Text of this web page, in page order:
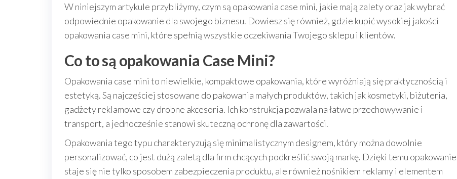
W niniejszym artykule przybliżymy, czym są opakowania case mini, jakie mają zalety oraz jak wybrać
odpowiednie opakowanie dla swojego biznesu. Dowiesz się również, gdzie kupić wysokiej jakości
opakowania case mini, które spełnią wszystkie oczekiwania Twojego sklepu i klientów.
Co to są opakowania Case Mini?
Opakowania case mini to niewielkie, kompaktowe opakowania, które wyróżniają się praktycznością i
estetyką. Są najczęściej stosowane do pakowania małych produktów, takich jak kosmetyki, biżuteria,
gadżety reklamowe czy drobne akcesoria. Ich konstrukcja pozwala na łatwe przechowywanie i
transport, a jednocześnie stanowi skuteczną ochronę dla zawartości.
Opakowania tego typu charakteryzują się minimalistycznym designem, który można dowolnie
personalizować, co jest dużą zaletą dla firm chcących podkreślić swoją markę. Dzięki temu opakowanie
staje się nie tylko sposobem zabezpieczenia produktu, ale również nośnikiem reklamy i elementem